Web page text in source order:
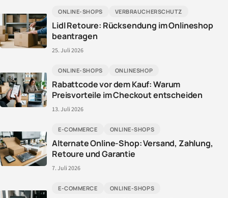
ONLINE-SHOPS VERBRAUCHERSCHUTZ
Lidl Retoure: Rücksendung im Onlineshop
beantragen
25. Juli 2026
ONLINE-SHOPS ONLINESHOP
Rabattcode vor dem Kauf: Warum
Preisvorteile im Checkout entscheiden
13. Juli 2026
E-COMMERCE ONLINE-SHOPS
Alternate Online-Shop: Versand, Zahlung,
Retoure und Garantie
7. Juli 2026
E-COMMERCE ONLINE-SHOPS